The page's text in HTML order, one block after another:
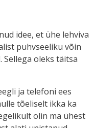
idee, et ühe lehviva
puhvseeliku võin
Sellega oleks täitsa
ja telefoni ees
tõeliselt ikka ka
olin ma ühest